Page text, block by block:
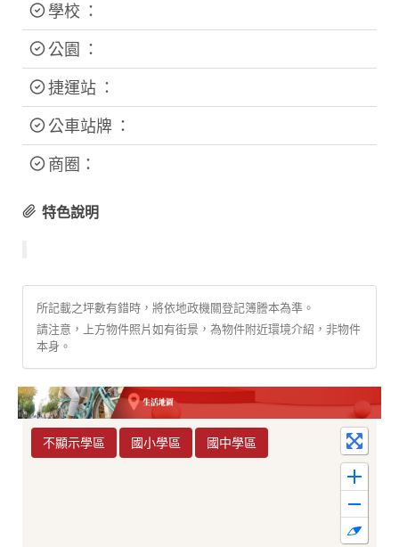
學校 ：
公園 ：
捷運站 ：
公車站牌 ：
商圈：
特色說明
所記載之坪數有錯時，將依地政機關登記簿謄本為準。
請注意，上方物件照片如有街景，為物件附近環境介紹，非物件
本身。
不顯示學區 國小學區 國中學區